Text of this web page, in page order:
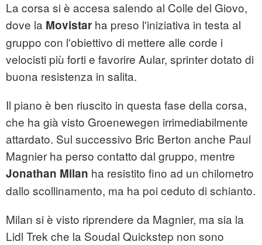
La corsa si è accesa salendo al Colle del Giovo,
dove la Movistar ha preso l'iniziativa in testa al
gruppo con l'obiettivo di mettere alle corde i
velocisti più forti e favorire Aular, sprinter dotato di
buona resistenza in salita.
Il piano è ben riuscito in questa fase della corsa,
che ha già visto Groenewegen irrimediabilmente
attardato. Sul successivo Bric Berton anche Paul
Magnier ha perso contatto dal gruppo, mentre
Jonathan Milan ha resistito fino ad un chilometro
dallo scollinamento, ma ha poi ceduto di schianto.
Milan si è visto riprendere da Magnier, ma sia la
Lidl Trek che la Soudal Quickstep non sono